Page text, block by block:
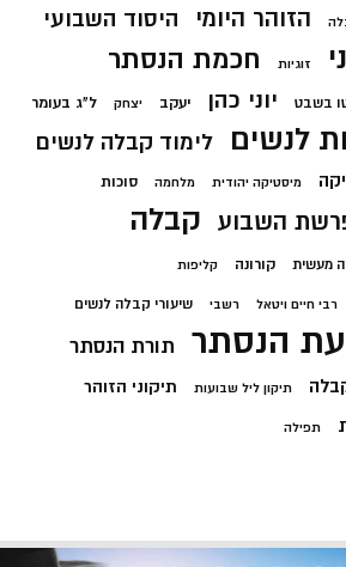
הזוהר היומי היסוד השבועי
זוגיות חכמת הנסתר
בשבט יוני כהן יעקב יצחק ל"ג בעומר
לנשים לימוד קבלה לנשים
מיסטיקה יהודית מלחמה סוכות
השבוע קבלה
מעשית קורונה קליפות
רבי חיים ויטאל רשבי שיעורי קבלה לנשים
הנסתר תורת הנסתר
תיקון ליל שבועות תיקוני הזוהר
תפילה